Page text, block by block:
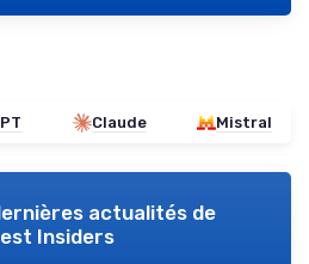
Claude Mistral
actualités de
Insiders